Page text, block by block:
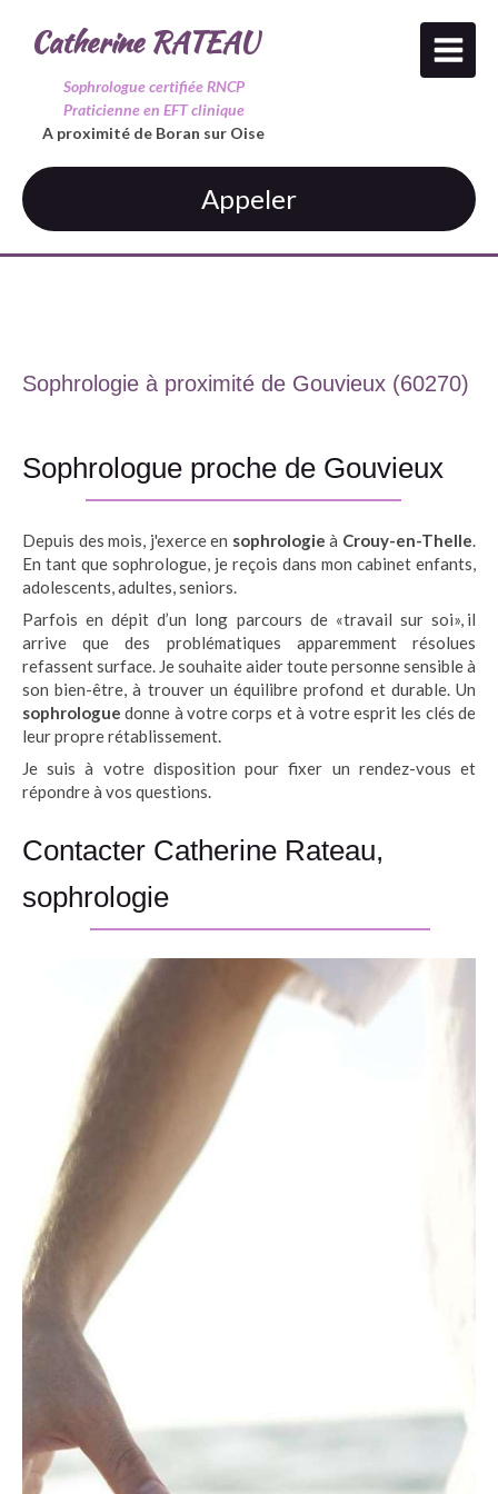
Catherine RATEAU
Sophrologue certifiée RNCP
Praticienne en EFT clinique
A proximité de Boran sur Oise
Appeler
Sophrologie à proximité de Gouvieux (60270)
Sophrologue proche de Gouvieux
Depuis des mois, j'exerce en sophrologie à Crouy-en-Thelle.
En tant que sophrologue, je reçois dans mon cabinet enfants,
adolescents, adultes, seniors.
Parfois en dépit d’un long parcours de «travail sur soi», il
arrive que des problématiques apparemment résolues
refassent surface. Je souhaite aider toute personne sensible à
son bien-être, à trouver un équilibre profond et durable. Un
sophrologue donne à votre corps et à votre esprit les clés de
leur propre rétablissement.
Je suis à votre disposition pour fixer un rendez-vous et
répondre à vos questions.
Contacter Catherine Rateau,
sophrologie